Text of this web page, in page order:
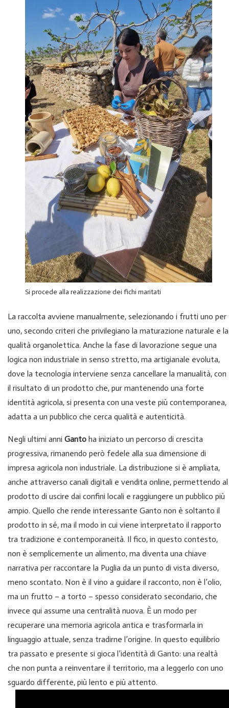
Si procede alla realizzazione dei fichi maritati
La raccolta avviene manualmente, selezionando i frutti uno per
uno, secondo criteri che privilegiano la maturazione naturale e la
qualità organolettica. Anche la fase di lavorazione segue una
logica non industriale in senso stretto, ma artigianale evoluta,
dove la tecnologia interviene senza cancellare la manualità, con
il risultato di un prodotto che, pur mantenendo una forte
identità agricola, si presenta con una veste più contemporanea,
adatta a un pubblico che cerca qualità e autenticità.
Negli ultimi anni Ganto ha iniziato un percorso di crescita
progressiva, rimanendo però fedele alla sua dimensione di
impresa agricola non industriale. La distribuzione si è ampliata,
anche attraverso canali digitali e vendita online, permettendo al
prodotto di uscire dai confini locali e raggiungere un pubblico più
ampio. Quello che rende interessante Ganto non è soltanto il
prodotto in sé, ma il modo in cui viene interpretato il rapporto
tra tradizione e contemporaneità. Il fico, in questo contesto,
non è semplicemente un alimento, ma diventa una chiave
narrativa per raccontare la Puglia da un punto di vista diverso,
meno scontato. Non è il vino a guidare il racconto, non è l’olio,
ma un frutto – a torto – spesso considerato secondario, che
invece qui assume una centralità nuova. È un modo per
recuperare una memoria agricola antica e trasformarla in
linguaggio attuale, senza tradirne l’origine. In questo equilibrio
tra passato e presente si gioca l’identità di Ganto: una realtà
che non punta a reinventare il territorio, ma a leggerlo con uno
sguardo differente, più lento e più attento.